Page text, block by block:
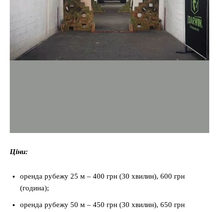
Ціни:
оренда рубежу 25 м – 400 грн (30 хвилин), 600 грн
(година);
оренда рубежу 50 м – 450 грн (30 хвилин), 650 грн